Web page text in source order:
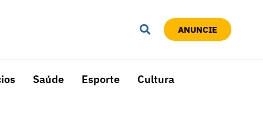
ANUNCIE
Saúde Esporte Cultura